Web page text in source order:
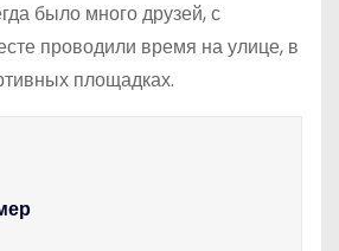
было много друзей, с
проводили время на улице, в
площадках.